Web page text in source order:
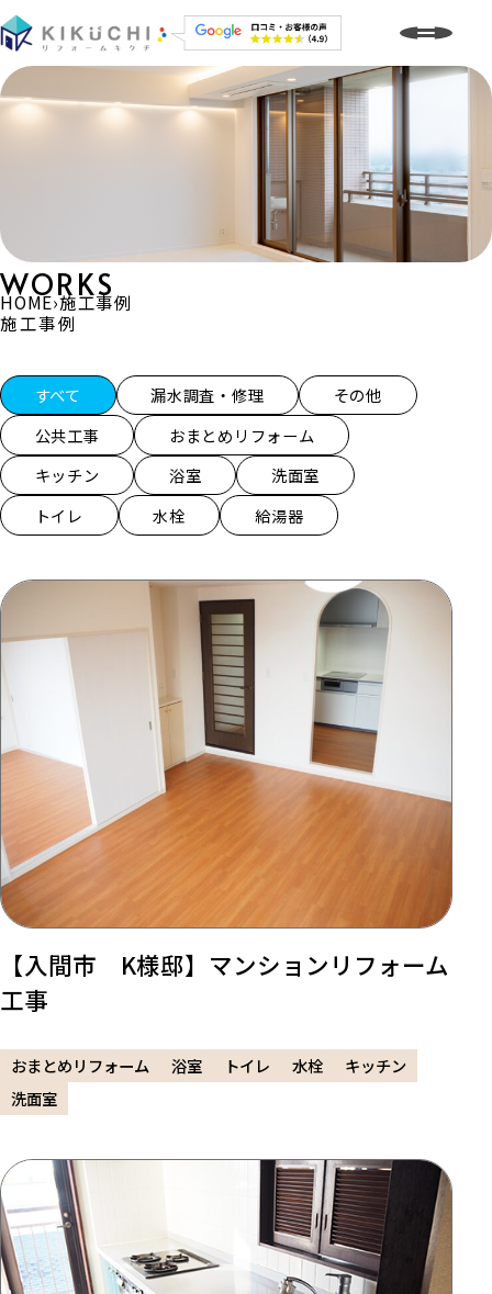
WORKS
施工事例
HOME›施工事例
施工事例一覧
すべて 漏水調査・修理
その他
公共工事
おまとめリフォーム
キッチン
浴室
洗面室
トイレ
水栓 給湯器
【入間市 K様邸】マンションリフォーム
工事
おまとめリフォーム 浴室 トイレ 水栓
キッチン
洗面室